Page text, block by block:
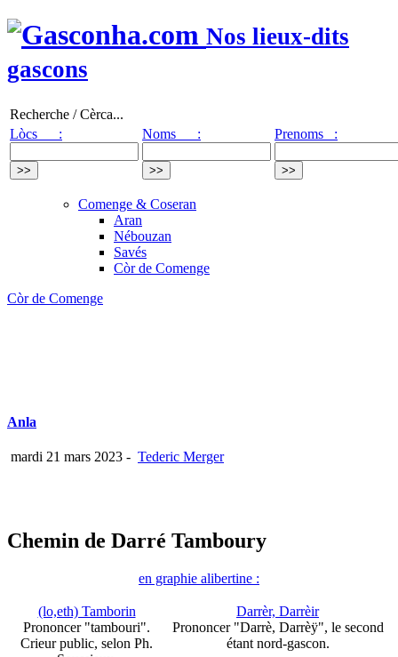
Nos lieux-dits
gascons
Recherche / Cèrca...
Lòcs :
Noms : Prenoms :
Comenge & Coseran
Aran
Nébouzan
Savés
Còr de Comenge
Còr de Comenge
Anla
mardi 21 mars 2023 - Tederic Merger
Chemin de Darré Tamboury
en graphie alibertine :
(lo,eth) Tamborin
Prononcer "tambouri".
Crieur public, selon Ph.
Darrèr, Darrèir
Prononcer "Darrè, Darrèÿ", le second
étant nord-gascon.